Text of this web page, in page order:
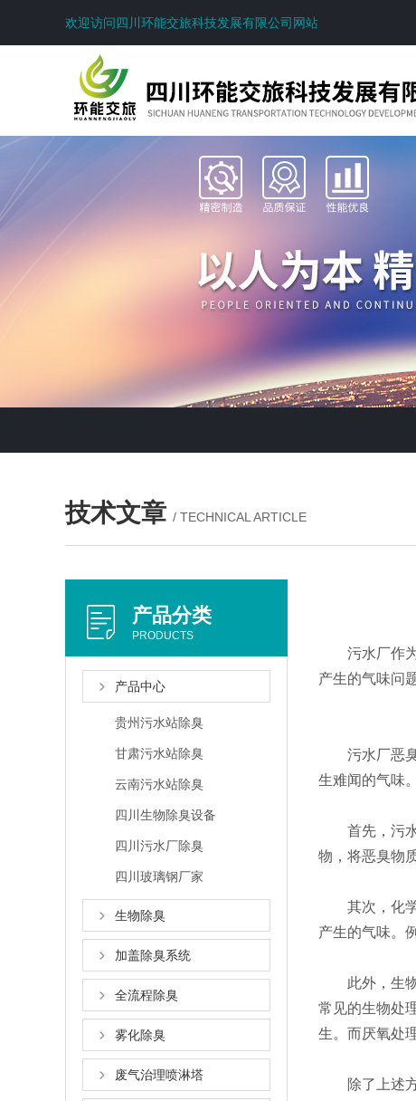
欢迎访问四川环能交旅科技发展有限公司网站
技术文章 / TECHNICAL ARTICLE
产品分类
PRODUCTS
产品中心
贵州污水站除臭
甘肃污水站除臭
云南污水站除臭
四川生物除臭设备
四川污水厂除臭
四川玻璃钢厂家
生物除臭
加盖除臭系统
全流程除臭
雾化除臭
废气治理喷淋塔
污水厂作为
产生的气味问
污水厂恶臭
生难闻的气味
首先，污水
物，将恶臭物
其次，化学
产生的气味。
此外，生物
常见的生物处
生。而厌氧处
除了上述方